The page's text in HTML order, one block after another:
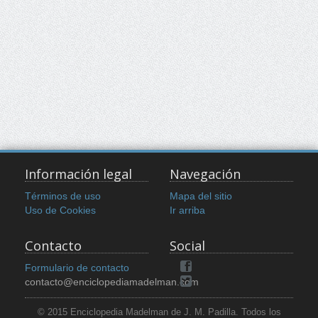
Información legal
Términos de uso
Uso de Cookies
Navegación
Mapa del sitio
Ir arriba
Contacto
Formulario de contacto
contacto@enciclopediamadelman.com
Social
© 2015 Enciclopedia Madelman de J. M. Padilla. Todos los